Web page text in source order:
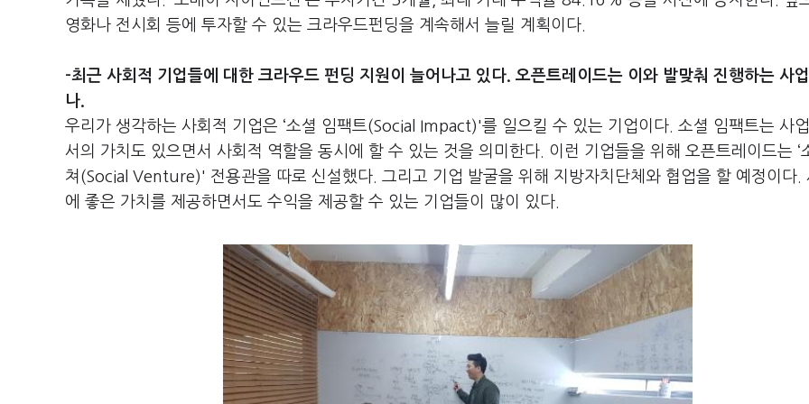
영화나 전시회 등에 투자할 수 있는 크라우드펀딩을 계속해서 늘릴 계획이다.
-최근 사회적 기업들에 대한 크라우드 펀딩 지원이 늘어나고 있다. 오픈트레이드는 이와 발맞춰 진행하는 사
나.
우리가 생각하는 사회적 기업은 ‘소셜 임팩트(Social Impact)'를 일으킬 수 있는 기업이다. 소셜 임팩트는 사
서의 가치도 있으면서 사회적 역할을 동시에 할 수 있는 것을 의미한다. 이런 기업들을 위해 오픈트레이드는 ‘
쳐(Social Venture)' 전용관을 따로 신설했다. 그리고 기업 발굴을 위해 지방자치단체와 협업을 할 예정이다.
에 좋은 가치를 제공하면서도 수익을 제공할 수 있는 기업들이 많이 있다.